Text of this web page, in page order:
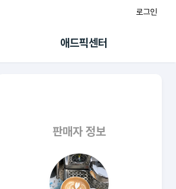
로그인
애드픽센터
멤버십 센터
판매자 정보